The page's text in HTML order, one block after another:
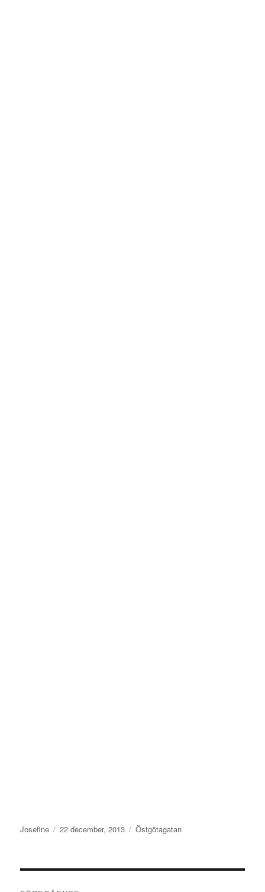
Författare
Josefine
Publicerat
22 december, 2013 Kategorier
Östgötagatan